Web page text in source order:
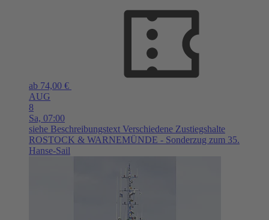
ab 74,00 €
AUG
8
Sa, 07:00
siehe Beschreibungstext Verschiedene Zustiegshalte
ROSTOCK & WARNEMÜNDE - Sonderzug zum 35.
Hanse-Sail